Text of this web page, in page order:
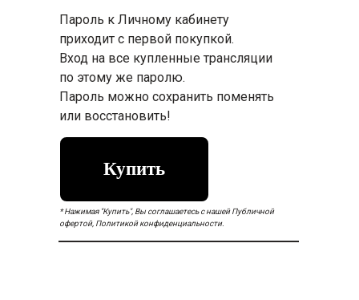
* Нажимая "Купить", Вы соглашаетесь с нашей Публичной
офертой, Политикой конфиденциальности.
Пароль к Личному кабинету
приходит с первой покупкой.
Вход на все купленные трансляции
по этому же паролю.
Пароль можно сохранить поменять
или восстановить!
Купить